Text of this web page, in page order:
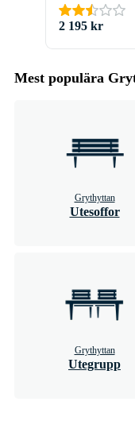
2 195 kr
Mest populära
Grythyttan
Utesoffor
Grythyttan
Utegrupp